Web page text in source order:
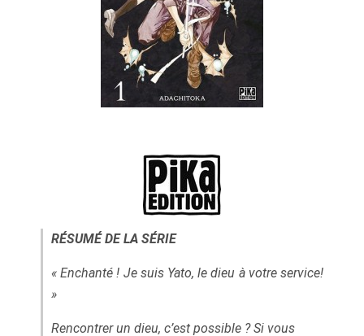
RÉSUMÉ DE LA SÉRIE
« Enchanté ! Je suis Yato, le dieu à votre service!
»
Rencontrer un dieu, c’est possible ? Si vous